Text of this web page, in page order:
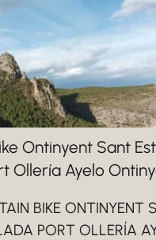
Ontinyent Sant
Ollería Ayelo
BIKE ONTINYENT
PORT OLLERÍA